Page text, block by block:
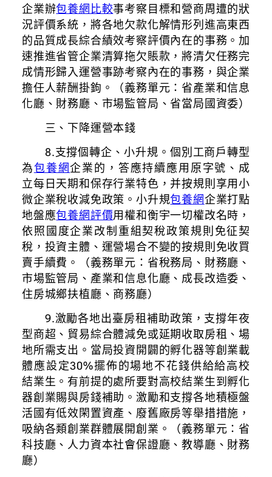
企業辦包養網比較事考察目標和營商周遭的狀
況評價系統，將各地欠款化解情形列進高東西
的品質成長綜合績效考察評價內在的事務。加
速推進省管企業清算拖欠賬款，將清欠任務完
成情形歸入運營事跡考察內在的事務，與企業
擔任人薪酬掛鉤。（義務單元：省產業和信息
化廳、財務廳、市場監管局、省當局國資委）
三、下降運營本錢
8.支撐個轉企、小升規。個別工商戶轉型
為包養網企業的，答應持續應用原字號、成
立每日天期和保存行業特色，并按規則享用小
微企業稅收減免政策。小升規包養網企業打點
地盤應包養網評價用權和衡宇一切權改名時，
依照國度企業改制重組契稅政策規則免征契
稅，投資主體、運營場合不變的按規則免收買
賣手續費。（義務單元：省稅務局、財務廳、
市場監管局、產業和信息化廳、成長改造委、
住房城鄉扶植廳、商務廳）
9.激勵各地出臺房租補助政策，支撐年夜
型商超、貿易綜合體減免或延期收取房租、場
地所需支出。當局投資開闢的孵化器等創業載
體應設定30%擺佈的場地不花錢供給給高校
結業生。有前提的處所要對高校結業生到孵化
器創業賜與房錢補助。激勵和支撐各地積極盤
活國有低效閑置資產、廢舊廠房等舉措措施，
吸納各類創業群體展開創業。（義務單元：省
科技廳、人力資本社會保證廳、教導廳、財務
廳）